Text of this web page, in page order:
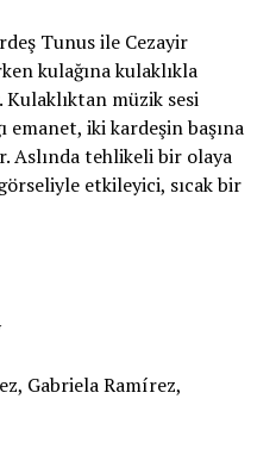
Tunus ile Cezayir
kulağına kulaklıkla
müzik sesi
emanet, iki kardeşin başına
Aslında tehlikeli bir olaya
etkileyici, sıcak bir
Gabriela Ramírez,